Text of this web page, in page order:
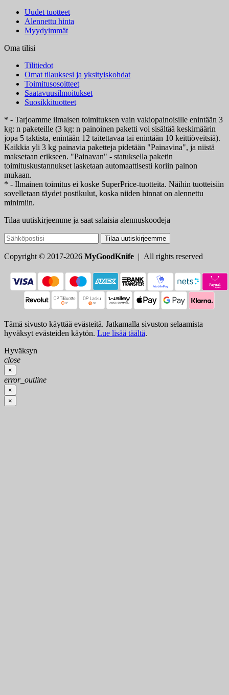
Uudet tuotteet
Alennettu hinta
Myydyimmät
Oma tilisi
Tilitiedot
Omat tilauksesi ja yksityiskohdat
Toimitusosoitteet
Saatavuusilmoitukset
Suosikkituotteet
* - Tarjoamme ilmaisen toimituksen vain vakiopainoisille enintään 3
kg: n paketeille (3 kg: n painoinen paketti voi sisältää keskimäärin
jopa 5 taktista, enintään 12 taitettavaa tai enintään 10 keittiöveitsiä).
Kaikkia yli 3 kg painavia paketteja pidetään "Painavina", ja niistä
maksetaan erikseen. "Painavan" - statuksella paketin
toimituskustannukset lasketaan automaattisesti koriin painon
mukaan.
* - Ilmainen toimitus ei koske SuperPrice-tuotteita. Näihin tuotteisiin
sovelletaan täydet postikulut, koska niiden hinnat on alennettu
minimiin.
Tilaa uutiskirjeemme ja saat salaisia alennuskoodeja
Tilaa uutiskirjeemme
Copyright © 2017-2026 MyGoodKnife | All rights reserved
Tämä sivusto käyttää evästeitä. Jatkamalla sivuston selaamista
hyväksyt evästeiden käytön. Lue lisää täältä.
Hyväksyn
close
×
error_outline
×
×